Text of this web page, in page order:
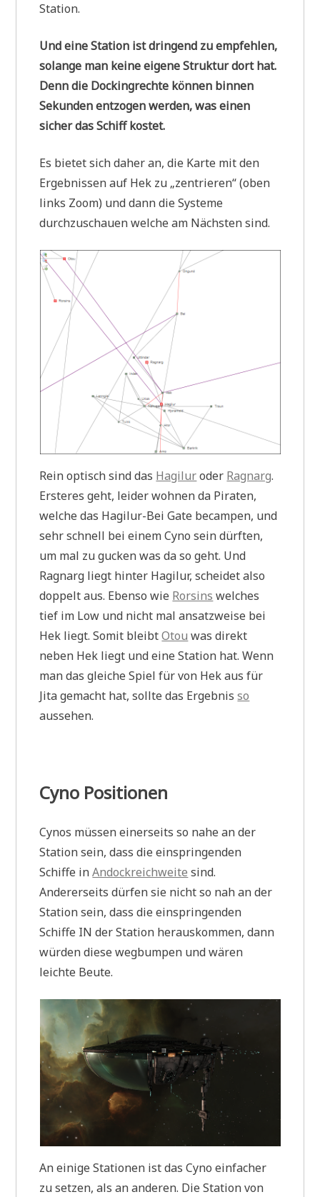
Station.
Und eine Station ist dringend zu empfehlen,
solange man keine eigene Struktur dort hat.
Denn die Dockingrechte können binnen
Sekunden entzogen werden, was einen
sicher das Schiff kostet.
Es bietet sich daher an, die Karte mit den
Ergebnissen auf Hek zu „zentrieren“ (oben
links Zoom) und dann die Systeme
durchzuschauen welche am Nächsten sind.
Rein optisch sind das Hagiluroder Ragnarg.
Ersteres geht, leider wohnen da Piraten,
welche das Hagilur-Bei Gate becampen, und
sehr schnell bei einem Cyno sein dürften,
um mal zu gucken was da so geht. Und
Ragnarg liegt hinter Hagilur, scheidet also
doppelt aus. Ebenso wie Rorsins welches
tief im Low und nicht mal ansatzweise bei
Hek liegt. Somit bleibtOtou was direkt
neben Hek liegt und eine Station hat. Wenn
man das gleiche Spiel für von Hek aus für
Jita gemacht hat, sollte das Ergebnisso
aussehen.
Cyno Positionen
Cynos müssen einerseits so nahe an der
Station sein, dass die einspringenden
Schiffe inAndockreichweite sind.
Andererseits dürfen sie nicht so nah an der
Station sein, dass die einspringenden
Schiffe IN der Station herauskommen, dann
würden diese wegbumpen und wären
leichte Beute.
An einige Stationen ist das Cyno einfacher
zu setzen, als an anderen. Die Station von